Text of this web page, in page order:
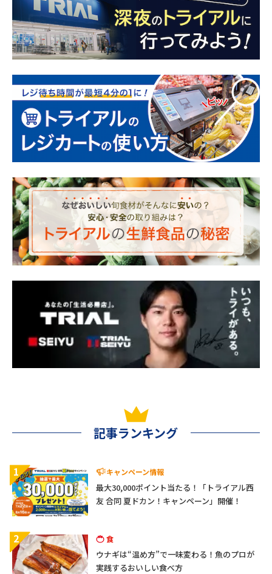
記事ランキング
1 キャンペーン情報
最大30,000ポイント当たる！「トライアル西
友 合同 夏ドカン！キャンペーン」開催！
2 食
ウナギは“温め方”で一味変わる！魚のプロが
実践するおいしい食べ方